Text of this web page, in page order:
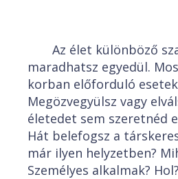
Az élet különböző
maradhatsz egyedül.
korban előforduló
Megözvegyülsz vagy
életedet sem szeretnéd
Hát belefogsz a
már ilyen helyzetben?
Személyes alkalmak?